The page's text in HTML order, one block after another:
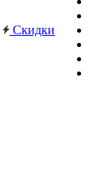
Скидки